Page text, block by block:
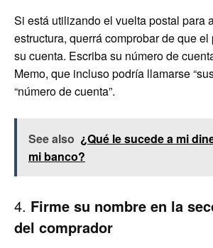
Si está utilizando el vuelta postal para
estructura, querrá comprobar de que
su cuenta. Escriba su número de
Memo, que incluso podría llamarse
“número de cuenta”.
See also ¿Qué le sucede a mi
mi banco?
4. Firme su nombre en la
del comprador